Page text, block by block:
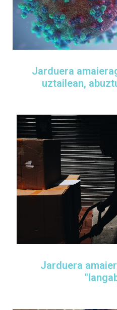
Jarduera
uztailean,
Jarduera